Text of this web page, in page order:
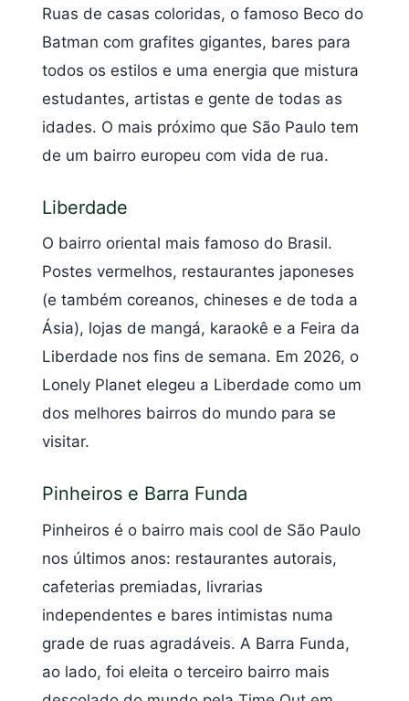
Ruas de casas coloridas, o famoso Beco do
Batman com grafites gigantes, bares para
todos os estilos e uma energia que mistura
estudantes, artistas e gente de todas as
idades. O mais próximo que São Paulo tem
de um bairro europeu com vida de rua.
Liberdade
O bairro oriental mais famoso do Brasil.
Postes vermelhos, restaurantes japoneses
(e também coreanos, chineses e de toda a
Ásia), lojas de mangá, karaokê e a Feira da
Liberdade nos fins de semana. Em 2026, o
Lonely Planet elegeu a Liberdade como um
dos melhores bairros do mundo para se
visitar.
Pinheiros e Barra Funda
Pinheiros é o bairro mais cool de São Paulo
nos últimos anos: restaurantes autorais,
cafeterias premiadas, livrarias
independentes e bares intimistas numa
grade de ruas agradáveis. A Barra Funda,
ao lado, foi eleita o terceiro bairro mais